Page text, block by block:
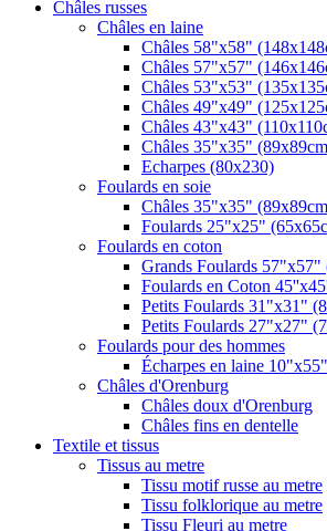
Châles russes
Châles en laine
Châles 58"x58"
Châles 57"x57"
Châles 53"x53"
Châles 49"x49"
Châles 43"x43"
Châles 35"x35"
Echarpes (80х230)
Foulards en soie
Châles 35"x35"
Foulards 25"x25"
Foulards en coton
Grands Foulards 57"x57"
Foulards en Coton
Petits Foulards 31"x31"
Petits Foulards 27"x27"
Foulards pour des hommes
Écharpes en laine
Châles d'Orenburg
Châles doux d'Orenburg
Châles fins en dentelle
Textile et tissus
Tissus au metre
Tissu motif russe au metre
Tissu folklorique au metre
Tissu Fleuri au metre